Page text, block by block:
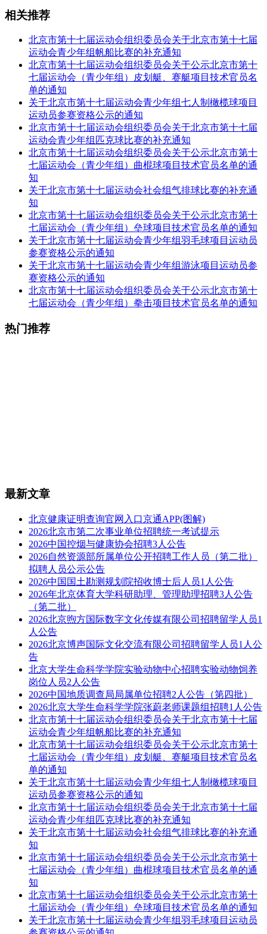
相关推荐
北京市第十七届运动会组织委员会关于北京市第十七届
运动会青少年组帆船比赛的补充通知
北京市第十七届运动会组织委员会关于公示北京市第十
七届运动会（青少年组）皮划艇、赛艇项目技术官员名
单的通知
关于北京市第十七届运动会青少年组七人制橄榄球项目
运动员参赛资格公示的通知
北京市第十七届运动会组织委员会关于北京市第十七届
运动会青少年组匹克球比赛的补充通知
北京市第十七届运动会组织委员会关于公示北京市第十
七届运动会（青少年组）曲棍球项目技术官员名单的通
知
关于北京市第十七届运动会社会组气排球比赛的补充通
知
北京市第十七届运动会组织委员会关于公示北京市第十
七届运动会（青少年组）垒球项目技术官员名单的通知
关于北京市第十七届运动会青少年组羽毛球项目运动员
参赛资格公示的通知
关于北京市第十七届运动会青少年组游泳项目运动员参
赛资格公示的通知
北京市第十七届运动会组织委员会关于公示北京市第十
七届运动会（青少年组）拳击项目技术官员名单的通知
热门推荐
最新文章
北京健康证明查询官网入口京通APP(图解)
2026北京市第二次事业单位招聘统一考试提示
2026中国控烟与健康协会招聘3人公告
2026自然资源部所属单位公开招聘工作人员（第二批）
拟聘人员公示公告
2026中国国土勘测规划院招收博士后人员1人公告
2026年北京体育大学科研助理、管理助理招聘3人公告
（第二批）
2026北京煦方国际数字文化传媒有限公司招聘留学人员1
人公告
2026北京博声国际文化交流有限公司招聘留学人员1人公
告
北京大学生命科学学院实验动物中心招聘实验动物饲养
岗位人员2人公告
2026中国地质调查局局属单位招聘2人公告（第四批）
2026北京大学生命科学学院张蔚老师课题组招聘1人公告
北京市第十七届运动会组织委员会关于北京市第十七届
运动会青少年组帆船比赛的补充通知
北京市第十七届运动会组织委员会关于公示北京市第十
七届运动会（青少年组）皮划艇、赛艇项目技术官员名
单的通知
关于北京市第十七届运动会青少年组七人制橄榄球项目
运动员参赛资格公示的通知
北京市第十七届运动会组织委员会关于北京市第十七届
运动会青少年组匹克球比赛的补充通知
关于北京市第十七届运动会社会组气排球比赛的补充通
知
北京市第十七届运动会组织委员会关于公示北京市第十
七届运动会（青少年组）曲棍球项目技术官员名单的通
知
北京市第十七届运动会组织委员会关于公示北京市第十
七届运动会（青少年组）垒球项目技术官员名单的通知
关于北京市第十七届运动会青少年组羽毛球项目运动员